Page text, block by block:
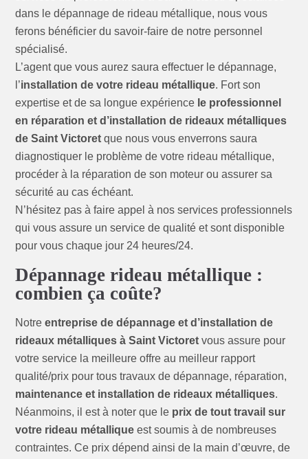
dans le dépannage de rideau métallique, nous vous
ferons bénéficier du savoir-faire de notre personnel
spécialisé.
L’agent que vous aurez saura effectuer le dépannage,
l’installation de votre rideau métallique. Fort son
expertise et de sa longue expérience le professionnel
en réparation et d’installation de rideaux métalliques
de Saint Victoret que nous vous enverrons saura
diagnostiquer le problème de votre rideau métallique,
procéder à la réparation de son moteur ou assurer sa
sécurité au cas échéant.
N’hésitez pas à faire appel à nos services professionnels
qui vous assure un service de qualité et sont disponible
pour vous chaque jour 24 heures/24.
Dépannage rideau métallique :
combien ça coûte?
Notreentreprise de dépannage et d’installation de
rideaux métalliques à Saint Victoret vous assure pour
votre service la meilleure offre au meilleur rapport
qualité/prix pour tous travaux de dépannage, réparation,
maintenance et installation de rideaux métalliques.
Néanmoins, il est à noter que le prix de tout travail sur
votre rideau métallique est soumis à de nombreuses
contraintes. Ce prix dépend ainsi de la main d’œuvre, de